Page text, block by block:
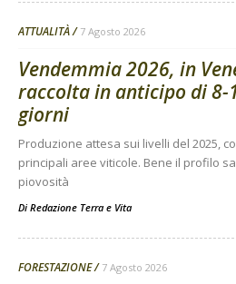
ATTUALITÀ 7 Agosto 2026
Vendemmia 2026, in
raccolta in anticipo di 8-
giorni
Produzione attesa sui livelli del 2025,
principali aree viticole. Bene il profilo
piovosità
Di Redazione Terra e Vita
FORESTAZIONE 7 Agosto 2026